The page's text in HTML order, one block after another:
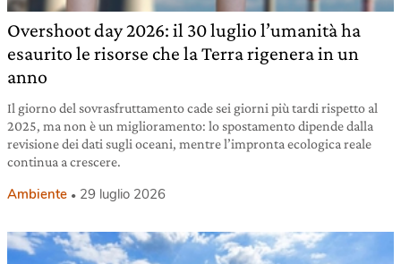
Overshoot day 2026: il 30 luglio l’umanità ha
esaurito le risorse che la Terra rigenera in un
anno
Il giorno del sovrasfruttamento cade sei giorni più tardi rispetto al
2025, ma non è un miglioramento: lo spostamento dipende dalla
revisione dei dati sugli oceani, mentre l’impronta ecologica reale
continua a crescere.
Ambiente 29 luglio 2026